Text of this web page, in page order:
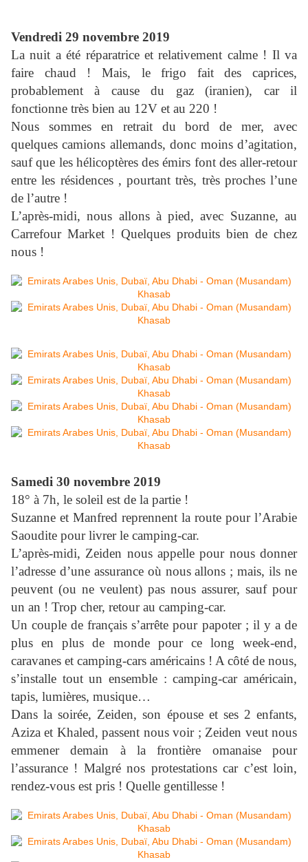
Vendredi 29 novembre 2019
La nuit a été réparatrice et relativement calme ! Il va
faire chaud ! Mais, le frigo fait des caprices,
probablement à cause du gaz (iranien), car il
fonctionne très bien au 12V et au 220 !
Nous sommes en retrait du bord de mer, avec
quelques camions allemands, donc moins d’agitation,
sauf que les hélicoptères des émirs font des aller-retour
entre les résidences , pourtant très, très proches l’une
de l’autre !
L’après-midi, nous allons à pied, avec Suzanne, au
Carrefour Market ! Quelques produits bien de chez
nous !
Samedi 30 novembre 2019
18° à 7h, le soleil est de la partie !
Suzanne et Manfred reprennent la route pour l’Arabie
Saoudite pour livrer le camping-car.
L’après-midi, Zeiden nous appelle pour nous donner
l’adresse d’une assurance où nous allons ; mais, ils ne
peuvent (ou ne veulent) pas nous assurer, sauf pour
un an ! Trop cher, retour au camping-car.
Un couple de français s’arrête pour papoter ; il y a de
plus en plus de monde pour ce long week-end,
caravanes et camping-cars américains ! A côté de nous,
s’installe tout un ensemble : camping-car américain,
tapis, lumières, musique…
Dans la soirée, Zeiden, son épouse et ses 2 enfants,
Aziza et Khaled, passent nous voir ; Zeiden veut nous
emmener demain à la frontière omanaise pour
l’assurance ! Malgré nos protestations car c’est loin,
rendez-vous est pris ! Quelle gentillesse !